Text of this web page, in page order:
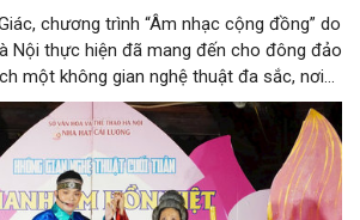
chương trình “Âm nhạc cộng đồng” do
Nội thực hiện đã mang đến cho đông đảo
một không gian nghệ thuật đa sắc, nơi
ca cổ, tân cổ và các tiết mục múa
gian của phố đi bộ hồ Hoàn Kiếm. Đặc
giao lưu của các nghệ sĩ đến từ
tạo nên cuộc gặp gỡ nghệ thuật giàu